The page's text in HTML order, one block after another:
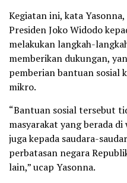
Kegiatan ini, kata
Presiden Joko Widodo
melakukan langkah-
memberikan dukungan,
pemberian bantuan sosial
mikro.
“Bantuan sosial tersebut
masyarakat yang berada
juga kepada saudara-
perbatasan negara
lain,” ucap Yasonna.